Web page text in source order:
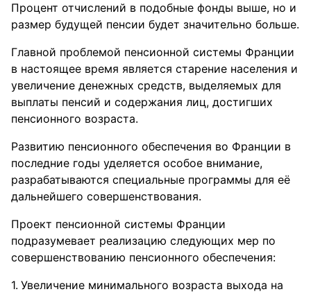
Процент отчислений в подобные фонды выше, но и
размер будущей пенсии будет значительно больше.
Главной проблемой пенсионной системы Франции
в настоящее время является старение населения и
увеличение денежных средств, выделяемых для
выплаты пенсий и содержания лиц, достигших
пенсионного возраста.
Развитию пенсионного обеспечения во Франции в
последние годы уделяется особое внимание,
разрабатываются специальные программы для её
дальнейшего совершенствования.
Проект пенсионной системы Франции
подразумевает реализацию следующих мер по
совершенствованию пенсионного обеспечения:
Увеличение минимального возраста выхода на